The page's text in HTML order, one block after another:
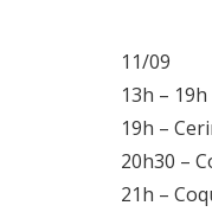
11/09
13h –
19h –
20h30 –
21h –